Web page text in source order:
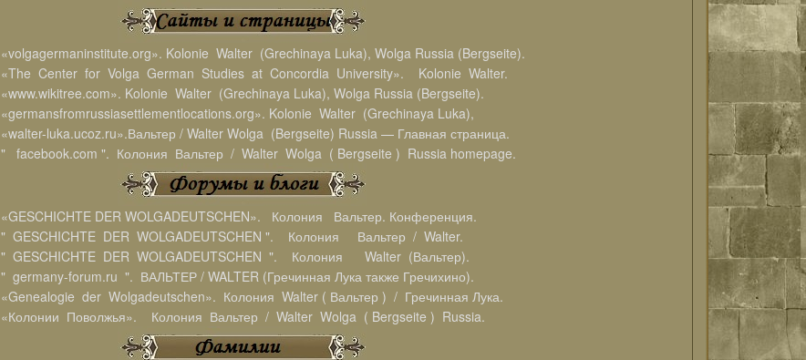
«volgagermaninstitute.org». Kolonie Walter (Grechinaya Luka), Wolga Russia (Bergseite).
«The Center for Volga German Studies at Concordia University». Kolonie Walter.
«www.wikitree.com». Kolonie Walter (Grechinaya Luka), Wolga Russia (Bergseite).
«germansfromrussiasettlementlocations.org». Kolonie Walter (Grechinaya Luka),
«walter-luka.ucoz.ru».Вальтер / Walter Wolga (Bergseite) Russia — Главная страница.
" facebook.com ". Колония Вальтер / Walter Wolga ( Bergseite ) Russia homepage.
«GESCHICHTE DER WOLGADEUTSCHEN». Колония Вальтер. Конференция.
" GESCHICHTE DER WOLGADEUTSCHEN ". Колония Вальтер / Walter.
" GESCHICHTE DER WOLGADEUTSCHEN ". Колония Walter (Вальтер).
" germany-forum.ru ". ВАЛЬТЕР / WALTER (Гречинная Лука также Гречихино).
«Genealogie der Wolgadeutschen». Колония Walter ( Вальтер ) / Гречинная Лука.
«Колонии Поволжья». Колония Вальтер / Walter Wolga ( Bergseite ) Russia.